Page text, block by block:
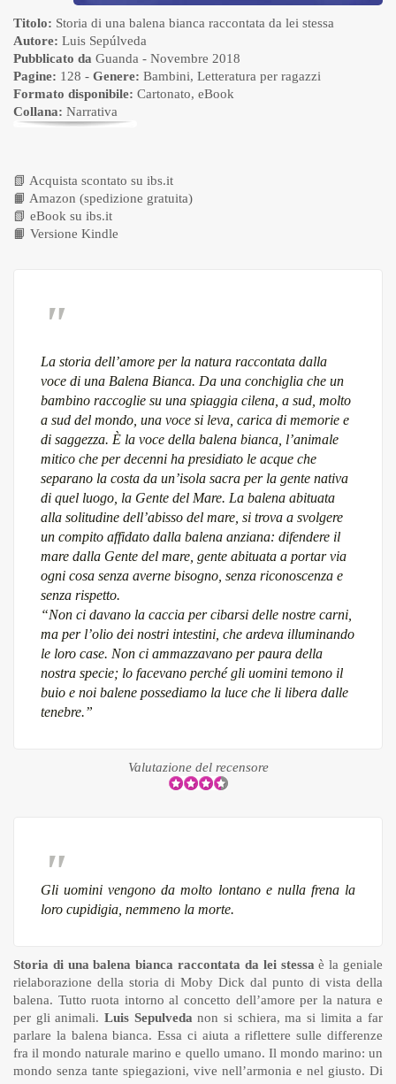
Titolo: Storia di una balena bianca raccontata da lei stessa
Autore: Luis Sepúlveda
Pubblicato da Guanda - Novembre 2018
Pagine: 128 - Genere: Bambini, Letteratura per ragazzi
Formato disponibile: Cartonato, eBook
Collana: Narrativa
📗 Acquista scontato su ibs.it
📙 Amazon (spedizione gratuita)
📗 eBook su ibs.it
📙 Versione Kindle
La storia dell’amore per la natura raccontata dalla
voce di una Balena Bianca. Da una conchiglia che un
bambino raccoglie su una spiaggia cilena, a sud, molto
a sud del mondo, una voce si leva, carica di memorie e
di saggezza. È la voce della balena bianca, l’animale
mitico che per decenni ha presidiato le acque che
separano la costa da un’isola sacra per la gente nativa
di quel luogo, la Gente del Mare. La balena abituata
alla solitudine dell’abisso del mare, si trova a svolgere
un compito affidato dalla balena anziana: difendere il
mare dalla Gente del mare, gente abituata a portar via
ogni cosa senza averne bisogno, senza riconoscenza e
senza rispetto.
“Non ci davano la caccia per cibarsi delle nostre carni,
ma per l’olio dei nostri intestini, che ardeva illuminando
le loro case. Non ci ammazzavano per paura della
nostra specie; lo facevano perché gli uomini temono il
buio e noi balene possediamo la luce che li libera dalle
tenebre.”
Valutazione del recensore
Gli uomini vengono da molto lontano e nulla frena la
loro cupidigia, nemmeno la morte.
Storia di una balena bianca raccontata da lei stessa è la geniale
rielaborazione della storia di Moby Dick dal punto di vista della
balena. Tutto ruota intorno al concetto dell’amore per la natura e
per gli animali. Luis Sepulveda non si schiera, ma si limita a far
parlare la balena bianca. Essa ci aiuta a riflettere sulle differenze
fra il mondo naturale marino e quello umano. Il mondo marino: un
mondo senza tante spiegazioni, vive nell’armonia e nel giusto. Di